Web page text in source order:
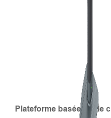
Plateforme basée sur le